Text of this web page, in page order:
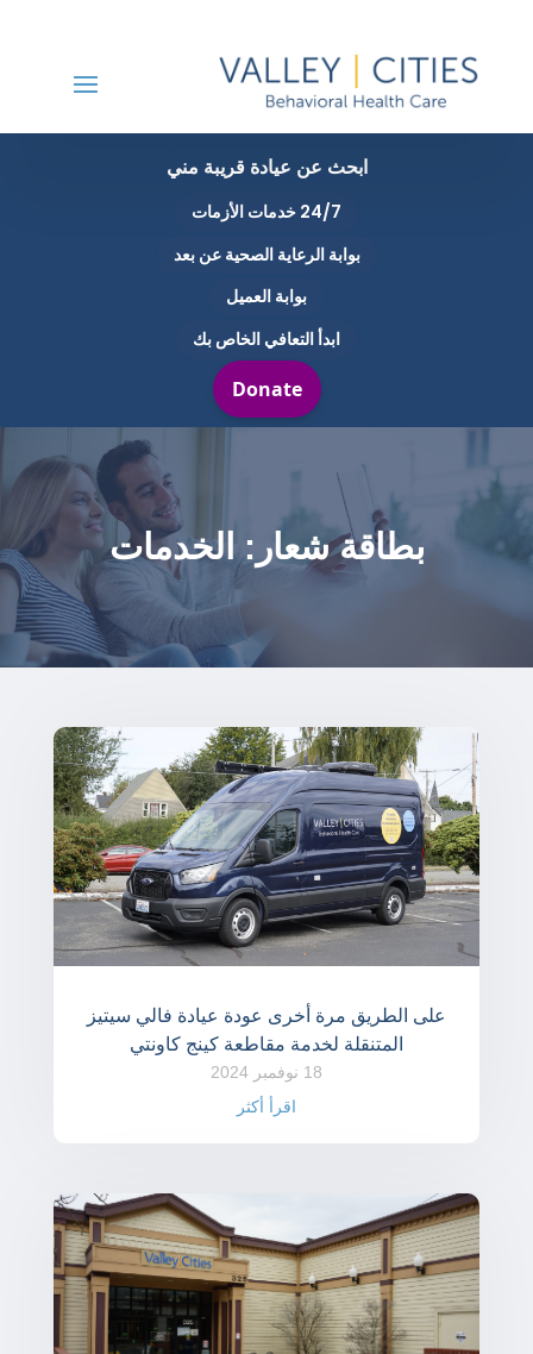
ابحث عن عيادة قريبة مني
24/7 خدمات الأزمات
بوابة الرعاية الصحية عن بعد
بوابة العميل
ابدأ التعافي الخاص بك
بطاقة شعار: الخدمات
على الطريق مرة أخرى عودة عيادة فالي سيتيز
المتنقلة لخدمة مقاطعة كينج كاونتي
18 نوفمبر 2024
اقرأ أكثر